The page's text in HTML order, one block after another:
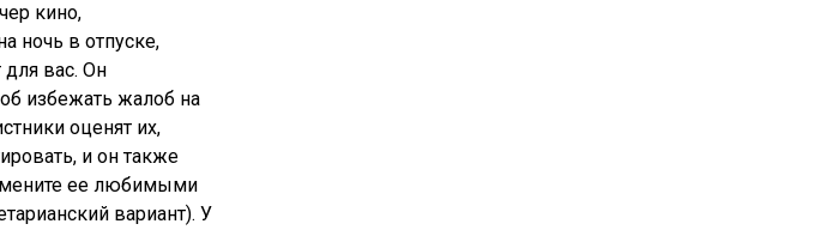
кино,
ночь в отпуске,
вас. Он
избежать жалоб на
оценят их,
и он также
ее любимыми
вариант). У